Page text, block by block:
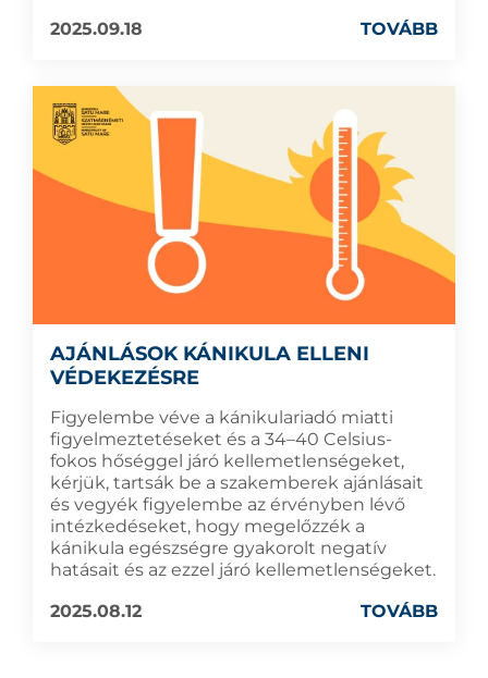
2025.09.18
TOVÁBB
AJÁNLÁSOK KÁNIKULA ELLENI
VÉDEKEZÉSRE
Figyelembe véve a kánikulariadó miatti
figyelmeztetéseket és a 34–40 Celsius-
fokos hőséggel járó kellemetlenségeket,
kérjük, tartsák be a szakemberek ajánlásait
és vegyék figyelembe az érvényben lévő
intézkedéseket, hogy megelőzzék a
kánikula egészségre gyakorolt negatív
hatásait és az ezzel járó kellemetlenségeket.
2025.08.12
TOVÁBB